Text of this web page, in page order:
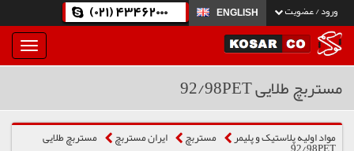
ورود / عضویت ENGLISH
(021) 43462000
بار
و
مستربچ طلایی 92/98PET
مواد اولیه پلاستیک و پلیمر مستربچ ایران مستربچ مستربچ طلایی